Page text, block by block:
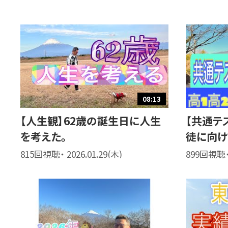
08:13
【人生観】62歳の誕生日に人生
を考えた。
815回視聴・ 2026.01.29(木)
【共通テ
徒に向け
899回視聴